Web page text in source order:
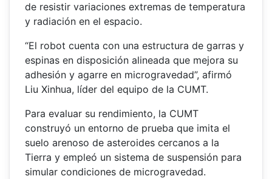
de resistir variaciones extremas de temperatura
y radiación en el espacio.
“El robot cuenta con una estructura de garras y
espinas en disposición alineada que mejora su
adhesión y agarre en microgravedad”, afirmó
Liu Xinhua, líder del equipo de la CUMT.
Para evaluar su rendimiento, la CUMT
construyó un entorno de prueba que imita el
suelo arenoso de asteroides cercanos a la
Tierra y empleó un sistema de suspensión para
simular condiciones de microgravedad.